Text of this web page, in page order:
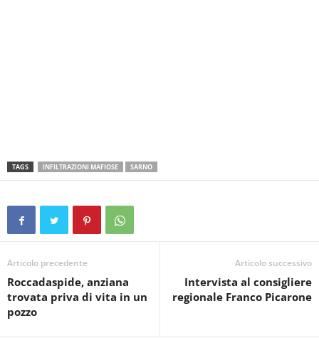
TAGS INFILTRAZIONI MAFIOSE SARNO
Articolo precedente
Roccadaspide, anziana
trovata priva di vita in un
pozzo
Articolo successivo
Intervista al consigliere
regionale Franco Picarone